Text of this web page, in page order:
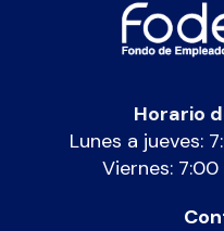
Horario
Lunes a jueves:
Viernes: 7:00